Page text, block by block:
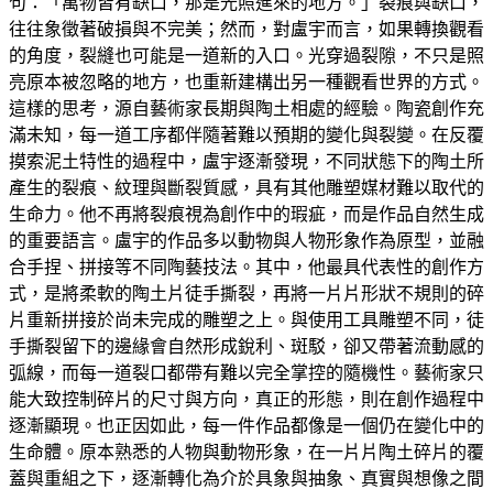
往往象徵著破損與不完美；然而，對盧宇而言，如果轉換觀看
的角度，裂縫也可能是一道新的入口。光穿過裂隙，不只是照
亮原本被忽略的地方，也重新建構出另一種觀看世界的方式。
這樣的思考，源自藝術家長期與陶土相處的經驗。陶瓷創作充
滿未知，每一道工序都伴隨著難以預期的變化與裂變。在反覆
摸索泥土特性的過程中，盧宇逐漸發現，不同狀態下的陶土所
產生的裂痕、紋理與斷裂質感，具有其他雕塑媒材難以取代的
生命力。他不再將裂痕視為創作中的瑕疵，而是作品自然生成
的重要語言。盧宇的作品多以動物與人物形象作為原型，並融
合手捏、拼接等不同陶藝技法。其中，他最具代表性的創作方
式，是將柔軟的陶土片徒手撕裂，再將一片片形狀不規則的碎
片重新拼接於尚未完成的雕塑之上。與使用工具雕塑不同，徒
手撕裂留下的邊緣會自然形成銳利、斑駁，卻又帶著流動感的
弧線，而每一道裂口都帶有難以完全掌控的隨機性。藝術家只
能大致控制碎片的尺寸與方向，真正的形態，則在創作過程中
逐漸顯現。也正因如此，每一件作品都像是一個仍在變化中的
生命體。原本熟悉的人物與動物形象，在一片片陶土碎片的覆
蓋與重組之下，逐漸轉化為介於具象與抽象、真實與想像之間